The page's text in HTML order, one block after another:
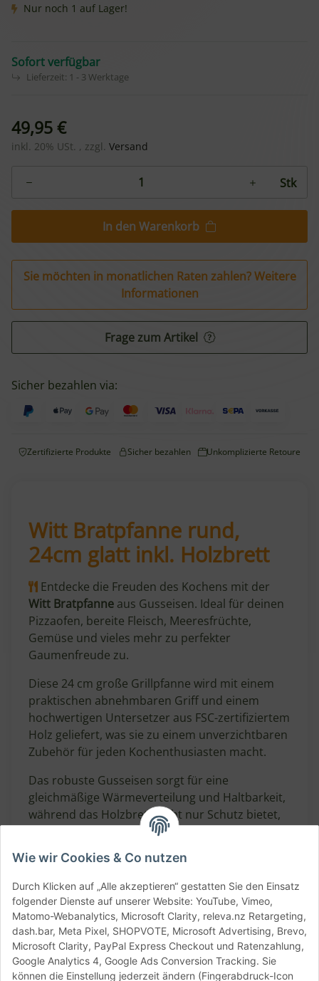
Wie wir Cookies & Co nutzen
Durch Klicken auf „Alle akzeptieren“ gestatten Sie den Einsatz
folgender Dienste auf unserer Website: YouTube, Vimeo,
Matomo-Webanalytics, Microsoft Clarity, releva.nz Retargeting,
dash.bar, Meta Pixel, SHOPVOTE, Microsoft Advertising, Brevo,
Microsoft Clarity, PayPal Express Checkout und Ratenzahlung,
Google Analytics 4, Google Ads Conversion Tracking. Sie
können die Einstellung jederzeit ändern (Fingerabdruck-Icon
Nur noch 1 auf Lager!
Sofort verfügbar
Lieferzeit: 1 - 3 Werktage
49,95 €
inkl. 20% USt. , zzgl. Versand
Stk
In den Warenkorb
Sie möchten in monatlichen Raten zahlen?Weitere
Informationen
Frage zum Artikel
Sicher bezahlen via:
Zertifizierte Produkte Sicher bezahlen Unkomplizierte Retoure
Witt Bratpfanne rund,
24cm glatt inkl. Holzbrett
Entdecke die Freuden des Kochens mit der
Witt Bratpfanne aus Gusseisen. Ideal für deinen
Pizzaofen, bereite Fleisch, Meeresfrüchte,
Gemüse und vieles mehr zu perfekter
Gaumenfreude zu.
Diese 24 cm große Grillpfanne wird mit einem
praktischen abnehmbaren Griff und einem
hochwertigen Untersetzer aus FSC-zertifiziertem
Holz geliefert, was sie zu einem unverzichtbaren
Zubehör für jeden Kochenthusiasten macht.
Das robuste Gusseisen sorgt für eine
gleichmäßige Wärmeverteilung und Haltbarkeit,
während das Holzbrett nicht nur Schutz bietet,
sondern auch stilvoll serviert werden kann.
Feature
Details
Material/Färbung
Gusseisen & FSC Holz
Durchmesser
240 mm
SpülmaschinengeeignetNein
Angaben zur
Produktsicherheit